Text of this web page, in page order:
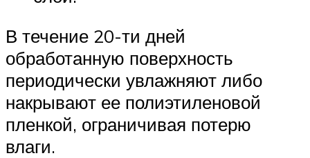
В течение 20-ти дней
обработанную поверхность
периодически увлажняют либо
накрывают ее полиэтиленовой
пленкой, ограничивая потерю
влаги.